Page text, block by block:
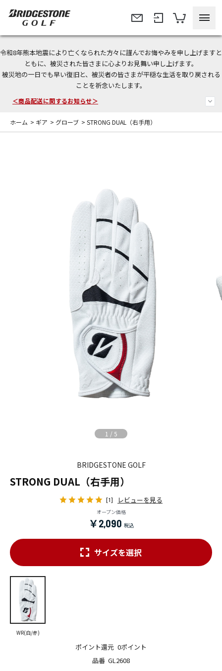
令和8年熊本地震により亡くなられた方々に謹んでお悔やみを申し上げますと
ともに、被災された皆さまに心よりお見舞い申し上げます。
被災地の一日でも早い復旧と、被災者の皆さまが平穏な生活を取り戻される
ことを祈念いたします。
＜夏季休暇中のご注文・発送・お問い合わせ＞
今なら新規会員登録で1,000円OFFクーポンプレゼント！
＜商品配送に関するお知らせ＞
ホーム > ギア > グローブ > STRONG DUAL（右手用）
1 / 5
BRIDGESTONE GOLF
STRONG DUAL（右手用）
[1] レビューを見る
オープン価格
￥2,090
品番 GL2608
ポイント還元 0ポイント
サイズを選択
WR(白/赤)